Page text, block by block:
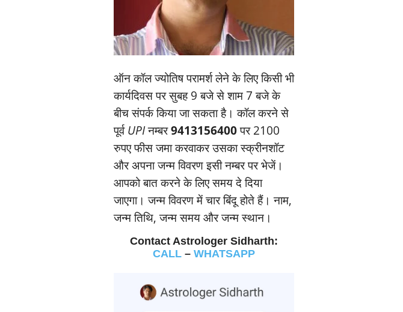
ऑन कॉल ज्‍योतिष परामर्श लेने के लिए किसी भी
कार्यदिवस पर सुबह 9 बजे से शाम 7 बजे के
बीच संपर्क किया जा सकता है। कॉल करने से
पूर्वUPIनम्‍बर9413156400पर 2100
रुपए फीस जमा करवाकर उसका स्‍क्रीनशॉट
और अपना जन्‍म विवरण इसी नम्‍बर पर भेजें।
आपको बात करने के लिए समय दे दिया
जाएगा। जन्‍म विवरण में चार बिंदू होते हैं। नाम,
जन्‍म तिथि, जन्‍म समय और जन्‍म स्‍थान।
Contact Astrologer Sidharth:
CALL– WHATSAPP